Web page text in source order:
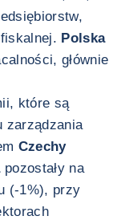
Polska
głównie
które są
zarządzania
Czechy
pozostały na
(-1%), przy